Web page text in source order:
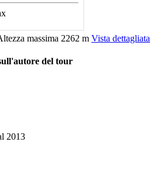
massima 2262 m Vista dettagliata
del tour
2013